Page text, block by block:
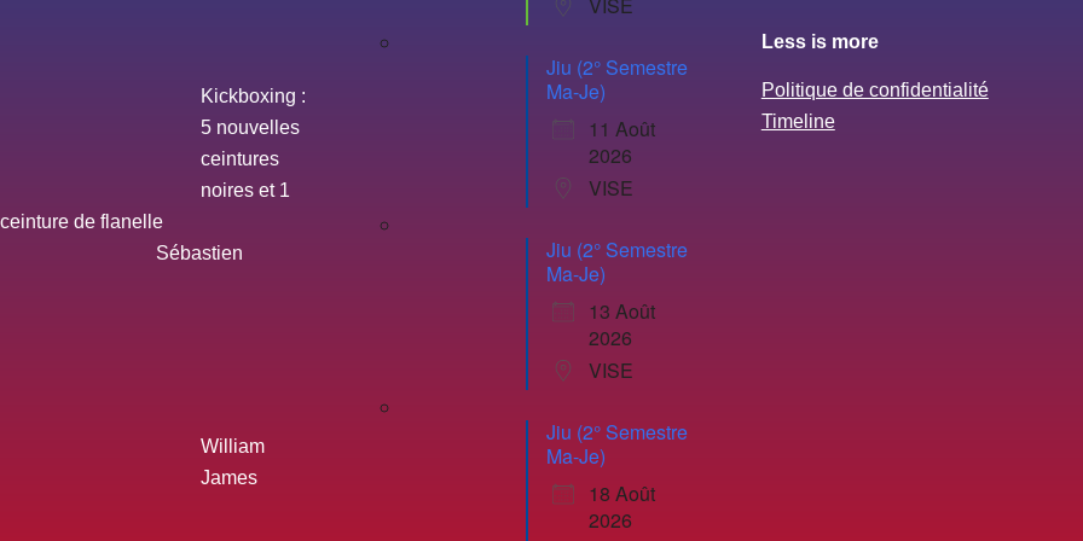
Kickboxing :
5 nouvelles
ceintures
noires et 1
ceinture de flanelle
Sébastien
William
James
Jiu (2° Semestre
Ma-Je)
11 Août
2026
VISE
Jiu (2° Semestre
Ma-Je)
13 Août
2026
VISE
Jiu (2° Semestre
Ma-Je)
18 Août
2026
Less is more
Politique de confidentialité
Timeline